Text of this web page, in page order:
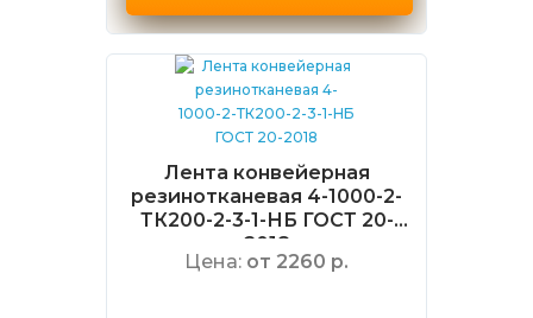
Лента конвейерная
резинотканевая 4-1000-2-
ТК200-2-3-1-НБ ГОСТ 20-
2018
Цена: от 2260 р.